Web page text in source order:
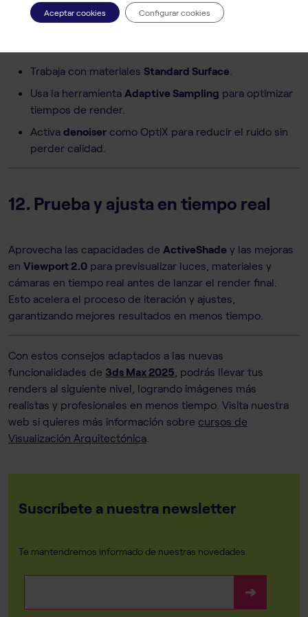
Desde su integración con 3ds Max,Arnold Renderer
Trabaja con materiales Standard Surface
Usa la herramienta Adaptive Sampling para optimizar
tiempos de render.
Activa denoiser como OptiX para reducir el ruido sin
perder calidad.
12. Prueba y ajusta en tiempo real
Aprovecha las capacidades de ActiveShade y las mejoras
en Viewport 2.0 para previsualizar luces, materiales y
cámaras en tiempo real antes de lanzar el render final.
Esto acelera el proceso de iteración y ajustes,
garantizando mejores resultados en menos tiempo.
Con estos consejos adaptados a las nuevas
funcionalidades de 3ds Max 2025 , podrás llevar tus
renders al siguiente nivel, logrando imágenes más
realistas y profesionales en menos tiempo. Visita nuestra
web si quieres más información sobre cursos de
Visualización Arquitectónica
Suscríbete a nuestra newsletter
Te mantendremos informado de nuestras novedades.
Aceptar cookies Configurar cookies